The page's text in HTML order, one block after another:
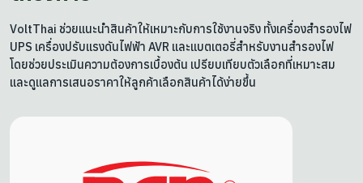
VoltThai ช่วยแนะนำสินค้าให้เหมาะกับการใช้งานจริง ทั้งเครื่องสำรองไฟ
UPS เครื่องปรับแรงดันไฟฟ้า AVR และแบตเตอรี่สำหรับงานสำรองไฟ
โดยช่วยประเมินความต้องการเบื้องต้น เปรียบเทียบตัวเลือกที่เหมาะสม
และดูแลการเสนอราคาให้ลูกค้าเลือกสินค้าได้ง่ายขึ้น